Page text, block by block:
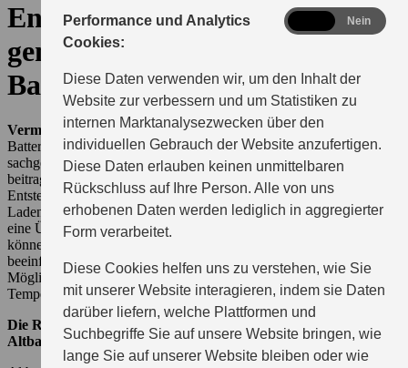
Performance und Analytics
Cookies:
Diese Daten verwenden wir, um den Inhalt der
Website zur verbessern und um Statistiken zu
internen Marktanalysezwecken über den
individuellen Gebrauch der Website anzufertigen.
Diese Daten erlauben keinen unmittelbaren
Rückschluss auf Ihre Person. Alle von uns
erhobenen Daten werden lediglich in aggregierter
Form verarbeitet.
Diese Cookies helfen uns zu verstehen, wie Sie
mit unserer Website interagieren, indem sie Daten
darüber liefern, welche Plattformen und
Suchbegriffe Sie auf unsere Website bringen, wie
lange Sie auf unserer Website bleiben oder wie
analytics Nein
Endnutzer-Informationen
gemäß Art. 64 EU-
Batterieverordnung
Vermeidung der Entstehung von Altbatterien
Batterien sind ein wichtiger Bestandteil moderner Fahrzeuge. Durch
sachgemäße Nutzung und Pflege können Sie als Endnutzer dazu
beitragen, die Lebensdauer Ihrer Batterie zu verlängern und die
Entstehung von Altbatterien zu verringern. Hierzu sollten zum
Laden von Batterien stets geeignete Ladegeräte verwendet, sowie
eine Überladung oder Tiefentladung vermieden werden. Ebenso
können extreme Temperaturen die Lebensdauer von Batterien
beeinflussen. Achten Sie deshalb darauf Ihre Batterien nach
Möglichkeit weder extremen Minusgraden noch besonders hohen
Temperaturen auszusetzen.
Die Rolle der Endnutzer bei der getrennten Sammlung von
Altbatterien